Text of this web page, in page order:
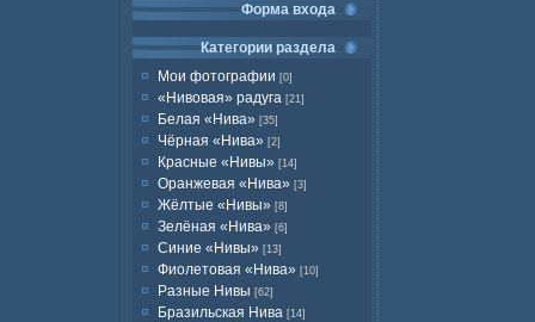
Форма входа
Категории раздела
Мои фотографии [0]
«Нивовая» радуга [21]
Белая «Нива» [35]
Чёрная «Нива» [2]
Красные «Нивы» [14]
Оранжевая «Нива» [3]
Жёлтые «Нивы» [8]
Зелёная «Нива» [6]
Синие «Нивы» [13]
Фиолетовая «Нива» [10]
Разные Нивы [62]
Бразильская Нива [14]